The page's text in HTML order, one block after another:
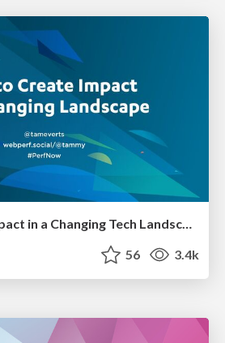
How to Create Impact in a Changing Tech Landscape [PerfNow 2023]
56 3.4k